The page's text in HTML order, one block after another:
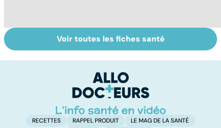
Conjonctivite,
kératite, uvéite :
Faites un pied de
nez à la rhinite
Voir toutes les fiches santé
RECETTES RAPPEL PRODUIT
LE MAG DE LA SANTÉ